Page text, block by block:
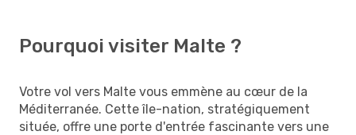
Pourquoi visiter Malte ?
Votre vol vers Malte vous emmène au cœur de la
Méditerranée. Cette île-nation, stratégiquement
située, offre une porte d'entrée fascinante vers une